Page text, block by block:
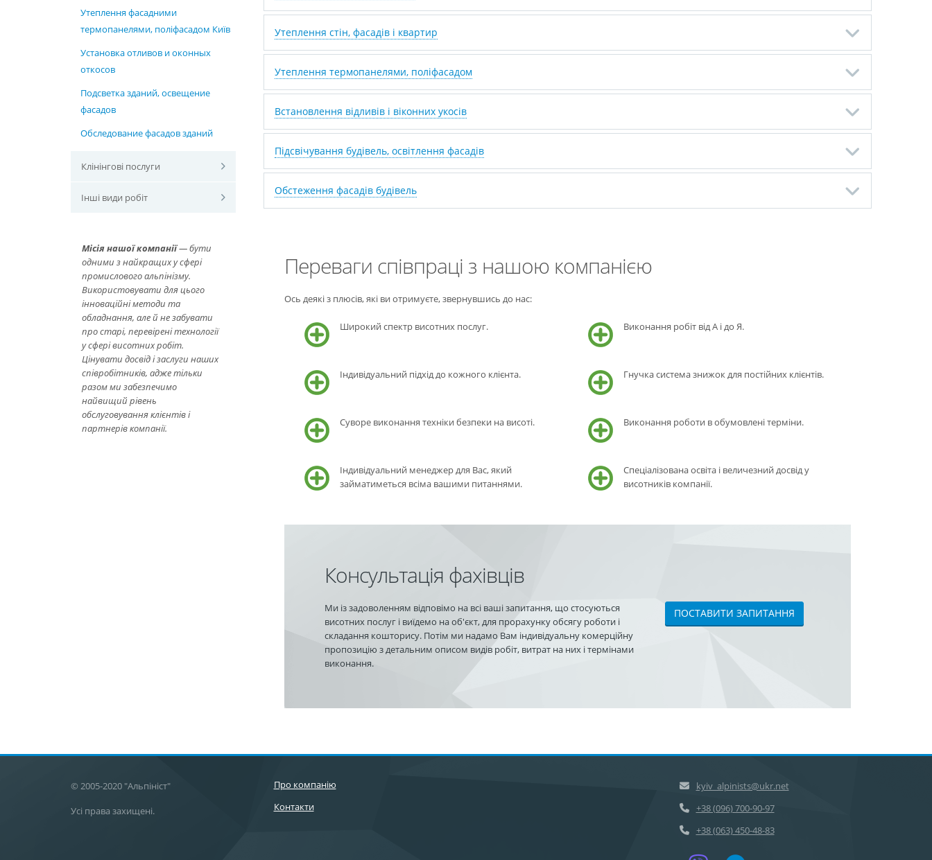
Утеплення фасадними
термопанелями, поліфасадом Київ
Установка отливов и оконных
откосов
Подсветка зданий, освещение
фасадов
Обследование фасадов зданий
Клінінгові послуги
Інші види робіт
Місія нашої компанії— бути
одними з найкращих у сфері
промислового альпінізму.
Використовувати для цього
інноваційні методи та
обладнання, але й не забувати
про старі, перевірені технології
у сфері висотних робіт.
Цінувати досвід і заслуги наших
співробітників, адже тільки
разом ми забезпечимо
найвищий рівень
обслуговування клієнтів і
партнерів компанії.
Утеплення стін, фасадів і квартир
Утеплення термопанелями, поліфасадом
Встановлення відливів і віконних укосів
Підсвічування будівель, освітлення фасадів
Обстеження фасадів будівель
Переваги співпраці з нашою компанією
Ось деякі з плюсів, які ви отримуєте, звернувшись до нас:
Широкий спектр висотних послуг. Виконання робіт від А і до Я.
Індивідуальний підхід до кожного клієнта. Гнучка система знижок для постійних клієнтів.
Суворе виконання техніки безпеки на висоті. Виконання роботи в обумовлені терміни.
Індивідуальний менеджер для Вас, який
займатиметься всіма вашими питаннями.
Спеціалізована освіта і величезний досвід у
висотників компанії.
Консультація фахівців
Ми із задоволенням відповімо на всі ваші запитання, що стосуються
висотних послуг і виїдемо на об'єкт, для прорахунку обсягу роботи і
складання кошторису. Потім ми надамо Вам індивідуальну комерційну
пропозицію з детальним описом видів робіт, витрат на них і термінами
виконання.
ПОСТАВИТИ ЗАПИТАННЯ
© 2005-2020 "Альпініст"
Усі права захищені.
Про компанію
Контакти
kyiv_alpinists@ukr.net
+38 (096) 700-90-97
+38 (063) 450-48-83